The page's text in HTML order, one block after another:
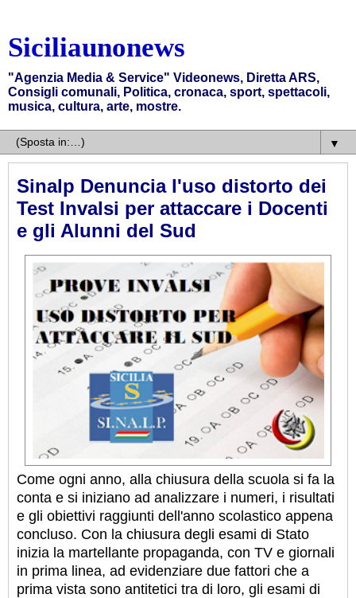
Siciliaunonews
"Agenzia Media & Service" Videonews, Diretta ARS,
Consigli comunali, Politica, cronaca, sport, spettacoli,
musica, cultura, arte, mostre.
▼
Sinalp Denuncia l'uso distorto dei
Test Invalsi per attaccare i Docenti
e gli Alunni del Sud
Come ogni anno, alla chiusura della scuola si fa la
conta e si iniziano ad analizzare i numeri, i risultati
e gli obiettivi raggiunti dell'anno scolastico appena
concluso. Con la chiusura degli esami di Stato
inizia la martellante propaganda, con TV e giornali
in prima linea, ad evidenziare due fattori che a
prima vista sono antitetici tra di loro, gli esami di